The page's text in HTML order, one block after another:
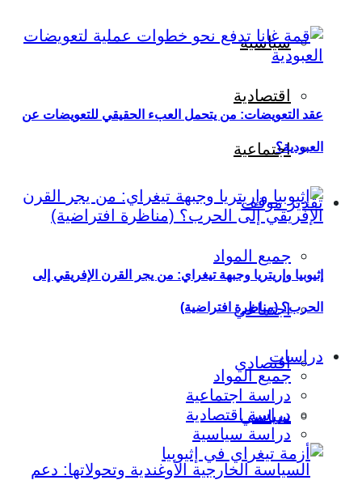
سياسية
اقتصادية
اجتماعية
تقدير موقف
جميع المواد
اجتماعي
اقتصادي
سياسي
عقد التعويضات: من يتحمل العبء الحقيقي للتعويضات عن
العبودية؟
إثيوبيا وإريتريا وجبهة تيغراي: من يجر القرن الإفريقي إلى
الحرب؟ (مناظرة افتراضية)
دراسات
جميع المواد
دراسة اجتماعية
دراسة اقتصادية
دراسة سياسية